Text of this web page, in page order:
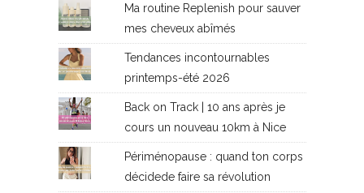
Ma routine Replenish pour sauver
mes cheveux abîmés
Tendances incontournables
printemps-été 2026
Back on Track | 10 ans après je
cours un nouveau 10km à Nice
Périménopause : quand ton corps
décidede faire sa révolution